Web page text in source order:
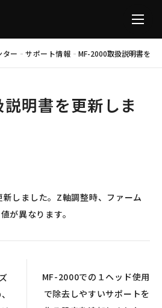
ター -サポート情報 - MF-2000取扱説明書を更
明書を更新しま
しました。Z軸調整時、ファーム
が異なります。
MF-2000での１ヘッド使用
で除去しやすいサポートを